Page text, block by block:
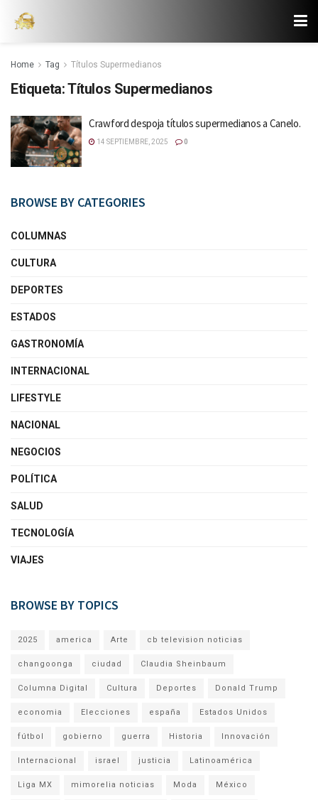
Home Tag Títulos Supermedianos
Etiqueta:Títulos Supermedianos
Crawford despoja títulos supermedianos a Canelo.
14 SEPTIEMBRE, 2025 0
BROWSE BY CATEGORIES
COLUMNAS
CULTURA
DEPORTES
ESTADOS
GASTRONOMÍA
INTERNACIONAL
LIFESTYLE
NACIONAL
NEGOCIOS
POLÍTICA
SALUD
TECNOLOGÍA
VIAJES
BROWSE BY TOPICS
2025 america Arte cb television noticias
changoonga ciudad Claudia Sheinbaum
Columna Digital Cultura Deportes Donald Trump
economia Elecciones españa Estados Unidos
fútbol gobierno guerra Historia Innovación
Internacional israel justicia Latinoamérica
Liga MX mimorelia noticias Moda México